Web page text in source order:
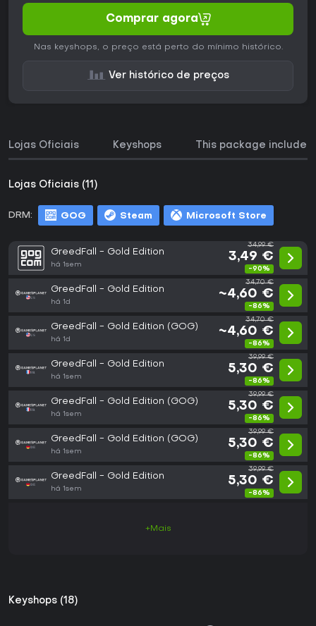
Comprar agora
Nas keyshops, o preço está perto do mínimo histórico.
Ver histórico de preços
Lojas Oficiais Keyshops This package includes
Lojas Oficiais (11)
DRM: GOG Steam Microsoft Store
GreedFall - Gold Edition
há 1sem
34,99 €
3,49 €
-90%
GreedFall - Gold Edition
há 1d
34,70 €
~4,60 €
-86%
GreedFall - Gold Edition (GOG)
há 1d
34,70 €
~4,60 €
-86%
GreedFall - Gold Edition
há 1sem
39,99 €
5,30 €
-86%
GreedFall - Gold Edition (GOG)
há 1sem
39,99 €
5,30 €
-86%
GreedFall - Gold Edition (GOG)
há 1sem
39,99 €
5,30 €
-86%
GreedFall - Gold Edition
há 1sem
39,99 €
5,30 €
-86%
+Mais
Keyshops (18)